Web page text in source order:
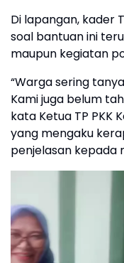
Di lapangan, kader
soal bantuan ini
maupun kegiatan
“Warga sering
Kami juga belum
kata Ketua TP PKK
yang mengaku
penjelasan kepada